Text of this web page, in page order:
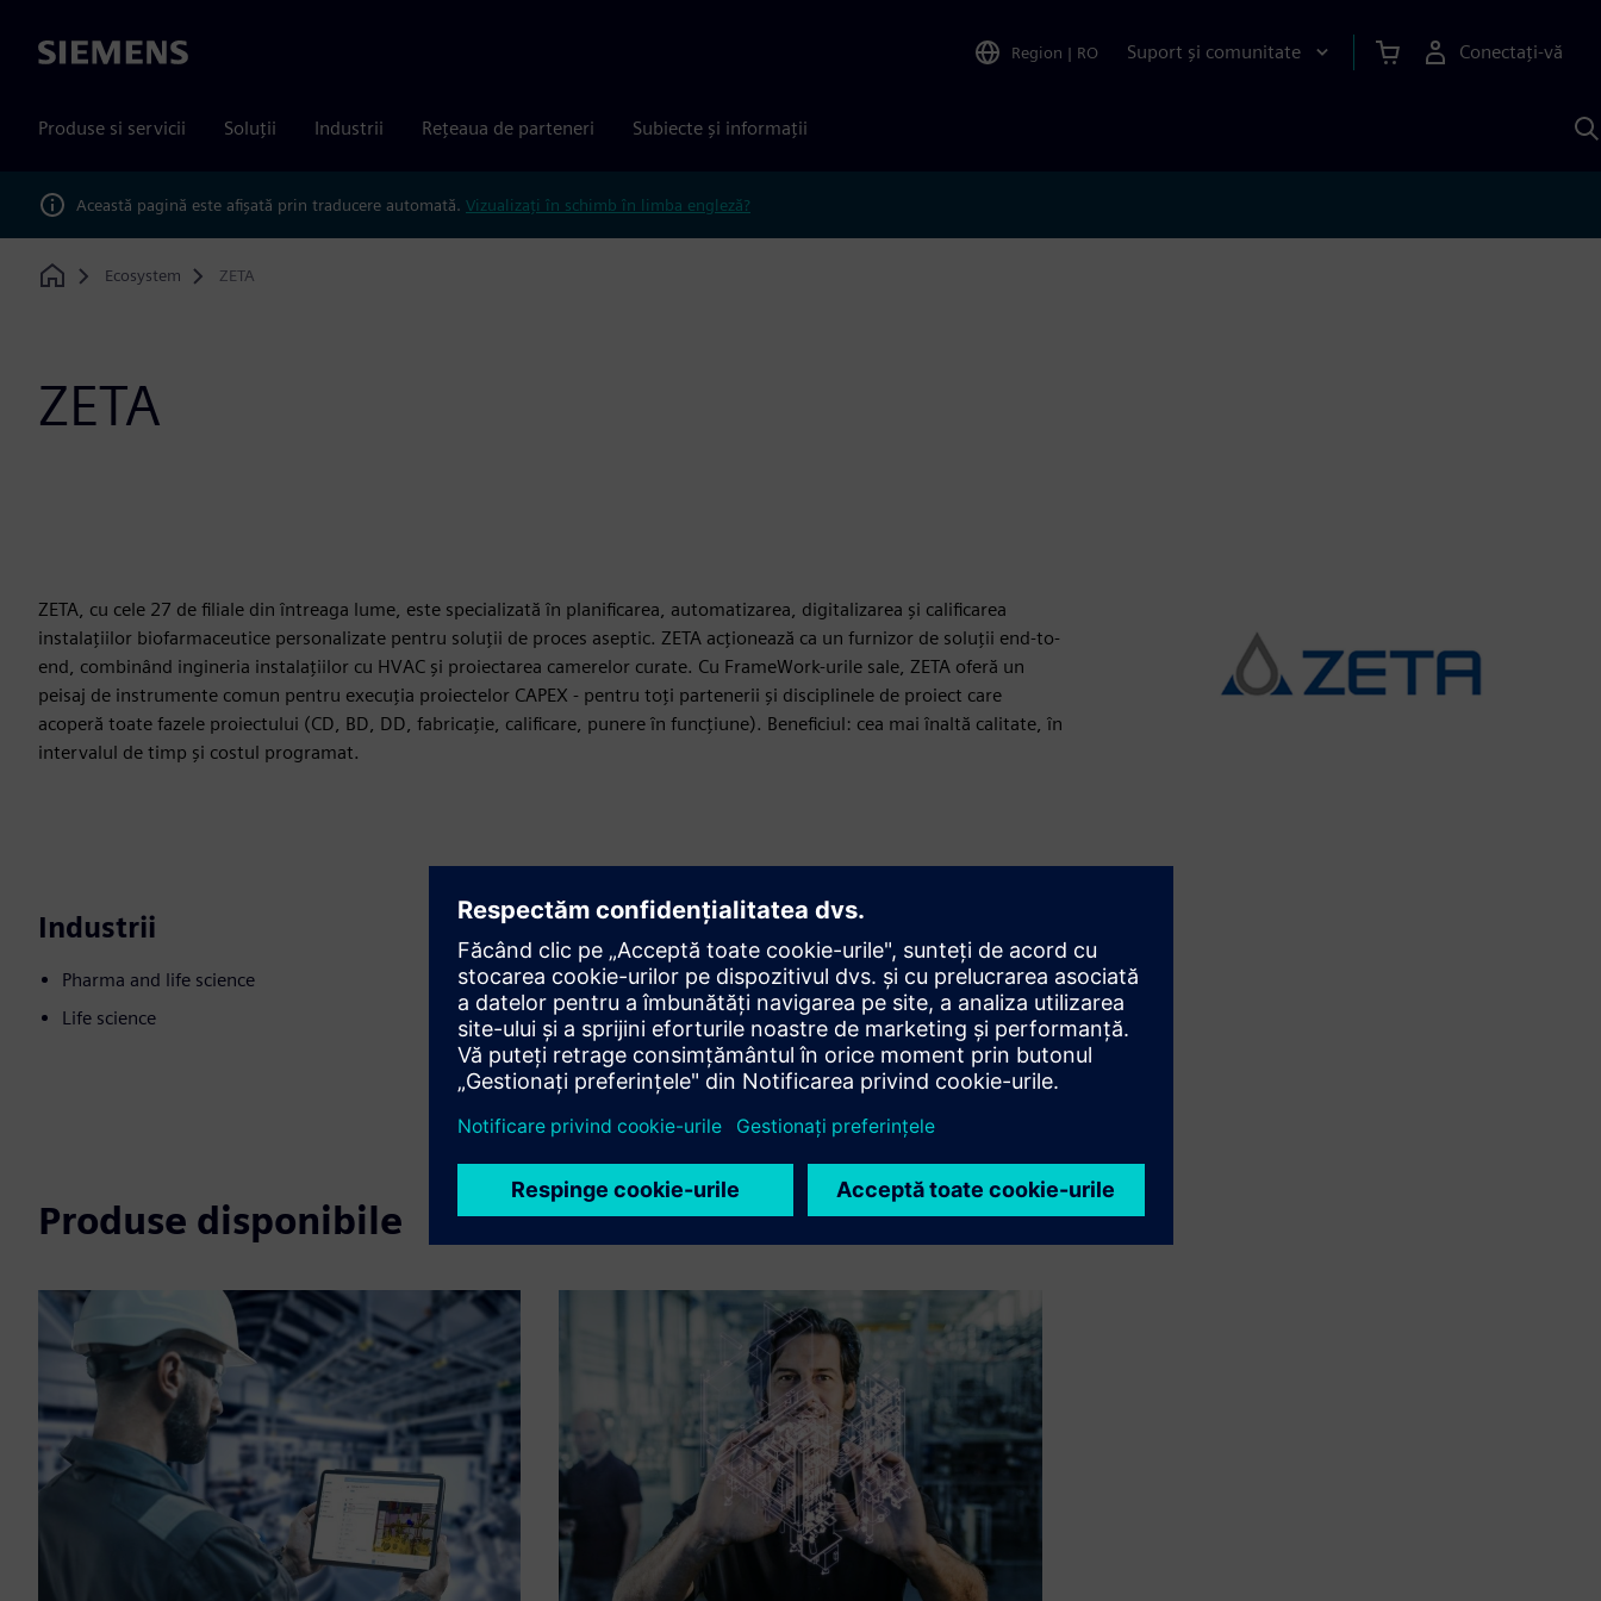
Siemens Region | RO Suport și comunitate Conectați-vă
Produse si servicii Soluții Industrii Rețeaua de parteneri Subiecte și informații
Această pagină este afișată prin traducere automată. Vizualizați în schimb în limba engleză?
Home
Ecosystem ZETA
ZETA
ZETA, cu cele 27 de filiale din întreaga lume, este specializată în planificarea, automatizarea, digitalizarea și calificarea
instalațiilor biofarmaceutice personalizate pentru soluții de proces aseptic. ZETA acționează ca un furnizor de soluții end-to-
end, combinând ingineria instalațiilor cu HVAC și proiectarea camerelor curate. Cu FrameWork-urile sale, ZETA oferă un
peisaj de instrumente comun pentru execuția proiectelor CAPEX - pentru toți partenerii și disciplinele de proiect care
acoperă toate fazele proiectului (CD, BD, DD, fabricație, calificare, punere în funcțiune). Beneficiul: cea mai înaltă calitate, în
intervalul de timp și costul programat.
Industrii
Pharma and life science
Life science
Mișcare
Service
Oferă un serviciu pentru un produs/soluție Siemens
Xcelerator care ajută clientul să îl implementeze, să îl
integreze, să îl opereze sau să îl întrețină
Produse disponibile